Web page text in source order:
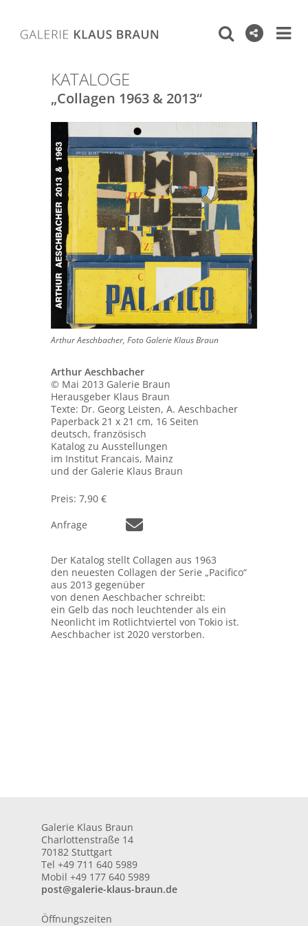
KATALOGE
„Collagen 1963 & 2013“
Arthur Aeschbacher, Foto Galerie Klaus Braun
Arthur Aeschbacher
© Mai 2013 Galerie Braun
Herausgeber Klaus Braun
Texte: Dr. Georg Leisten, A. Aeschbacher
Paperback 21 x 21 cm, 16 Seiten
deutsch, französisch
Katalog zu Ausstellungen
im Institut Francais, Mainz
und der Galerie Klaus Braun
Preis: 7,90 €
Anfrage
Der Katalog stellt Collagen aus 1963
den neuesten Collagen der Serie „Pacifico“
aus 2013 gegenüber
von denen Aeschbacher schreibt:
ein Gelb das noch leuchtender als ein
Neonlicht im Rotlichtviertel von Tokio ist.
Aeschbacher ist 2020 verstorben.
Galerie Klaus Braun
Charlottenstraße 14
70182 Stuttgart
Tel +49 711 640 5989
Mobil +49 177 640 5989
post@galerie-klaus-braun.de
Öffnungszeiten